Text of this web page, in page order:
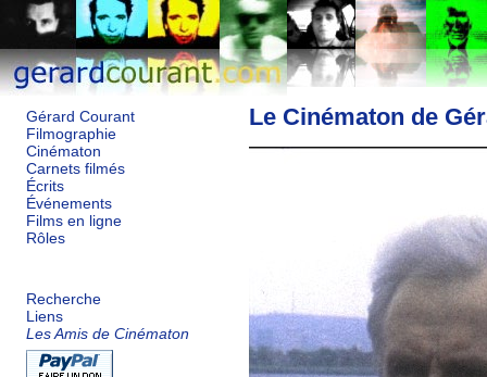
Gérard Courant
Filmographie
Cinématon
Carnets filmés
Écrits
Événements
Films en ligne
Rôles
Recherche
Liens
Les Amis de Cinématon
Le Cinématon de